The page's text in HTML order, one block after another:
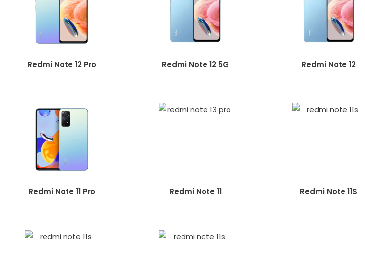
Redmi Note 12 Pro Redmi Note 12 5G Redmi Note 12
Redmi Note 11 Pro Redmi Note 11 Redmi Note 11S